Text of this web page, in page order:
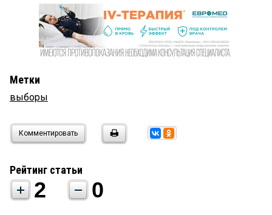
Метки
выборы
Комментировать
Рейтинг статьи
2 0